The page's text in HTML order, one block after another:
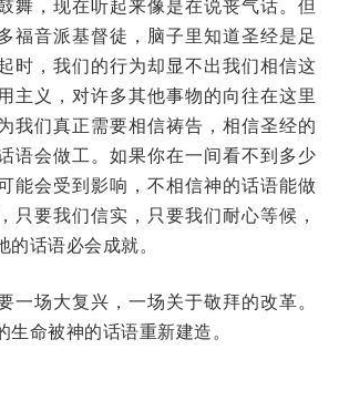
舞，现在听起来像是在说丧气话。但
福音派基督徒，脑子里知道圣经是足
时，我们的行为却显不出我们相信这
主义，对许多其他事物的向往在这里
我们真正需要相信祷告，相信圣经的
语会做工。如果你在一间看不到多少
能会受到影响，不相信神的话语能做
只要我们信实，只要我们耐心等候，
话语必会成就。
一场大复兴，一场关于敬拜的改革。
命被神的话语重新建造。